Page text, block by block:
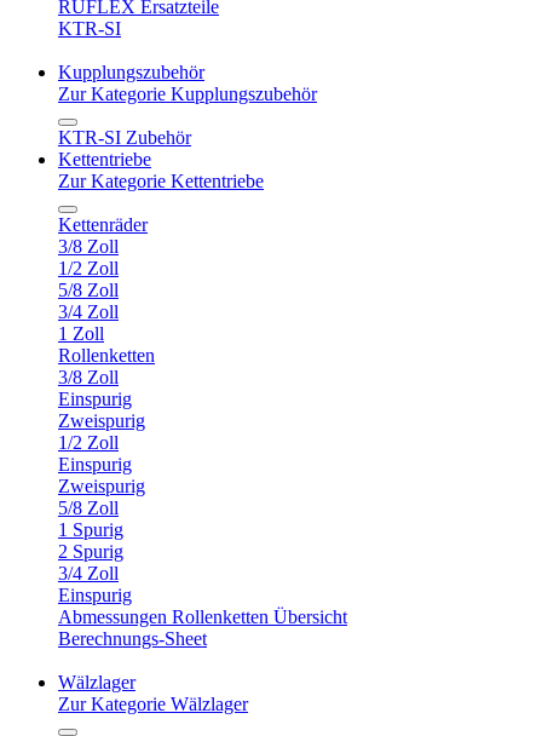
RUFLEX Ersatzteile
KTR-SI
Kupplungszubehör
Zur Kategorie Kupplungszubehör
KTR-SI Zubehör
Kettentriebe
Zur Kategorie Kettentriebe
Kettenräder
3/8 Zoll
1/2 Zoll
5/8 Zoll
3/4 Zoll
1 Zoll
Rollenketten
3/8 Zoll
Einspurig
Zweispurig
1/2 Zoll
Einspurig
Zweispurig
5/8 Zoll
1 Spurig
2 Spurig
3/4 Zoll
Einspurig
Abmessungen Rollenketten Übersicht
Berechnungs-Sheet
Wälzlager
Zur Kategorie Wälzlager